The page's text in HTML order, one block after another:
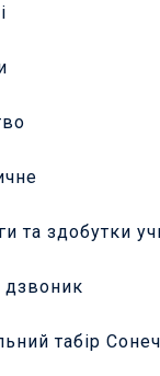
та здобутки
табір